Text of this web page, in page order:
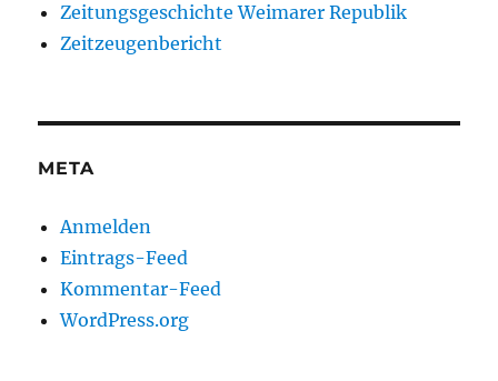
Zeitungsgeschichte Weimarer Republik
Zeitzeugenbericht
META
Anmelden
Eintrags-Feed
Kommentar-Feed
WordPress.org